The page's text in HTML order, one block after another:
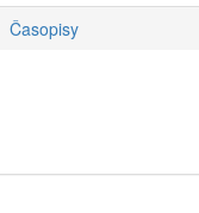
Časopisy